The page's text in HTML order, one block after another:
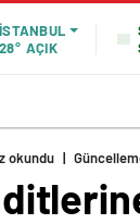
İSTANBUL
28° AÇIK
okundu |